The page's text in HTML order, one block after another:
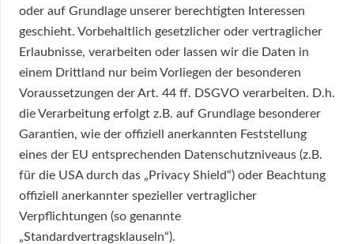
oder auf Grundlage unserer berechtigten Interessen
geschieht. Vorbehaltlich gesetzlicher oder vertraglicher
Erlaubnisse, verarbeiten oder lassen wir die Daten in
einem Drittland nur beim Vorliegen der besonderen
Voraussetzungen der Art. 44 ff. DSGVO verarbeiten. D.h.
die Verarbeitung erfolgt z.B. auf Grundlage besonderer
Garantien, wie der offiziell anerkannten Feststellung
eines der EU entsprechenden Datenschutzniveaus (z.B.
für die USA durch das „Privacy Shield“) oder Beachtung
offiziell anerkannter spezieller vertraglicher
Verpflichtungen (so genannte
„Standardvertragsklauseln“).